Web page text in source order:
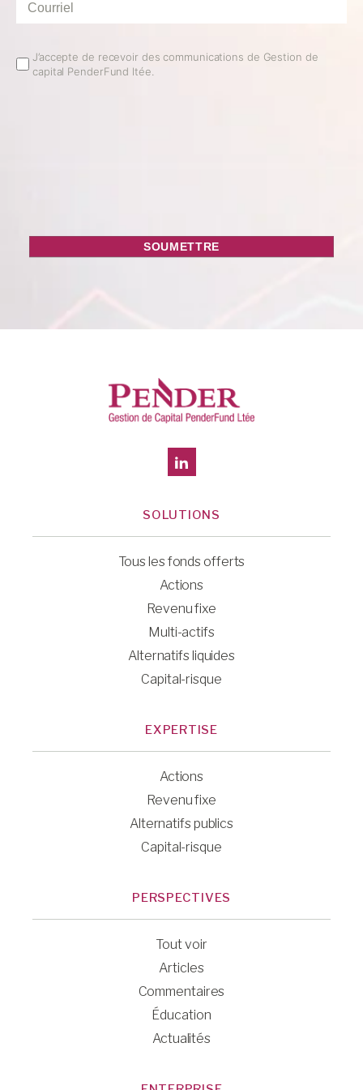
Email
Opt
J’accepte de recevoir des communications de Gestion de
capital PenderFund ltée.
SOLUTIONS
Tous les fonds offerts
Actions
Revenu fixe
Multi-actifs
Alternatifs liquides
Capital-risque
EXPERTISE
Actions
Revenu fixe
Alternatifs publics
Capital-risque
PERSPECTIVES
Tout voir
Articles
Commentaires
Éducation
Actualités